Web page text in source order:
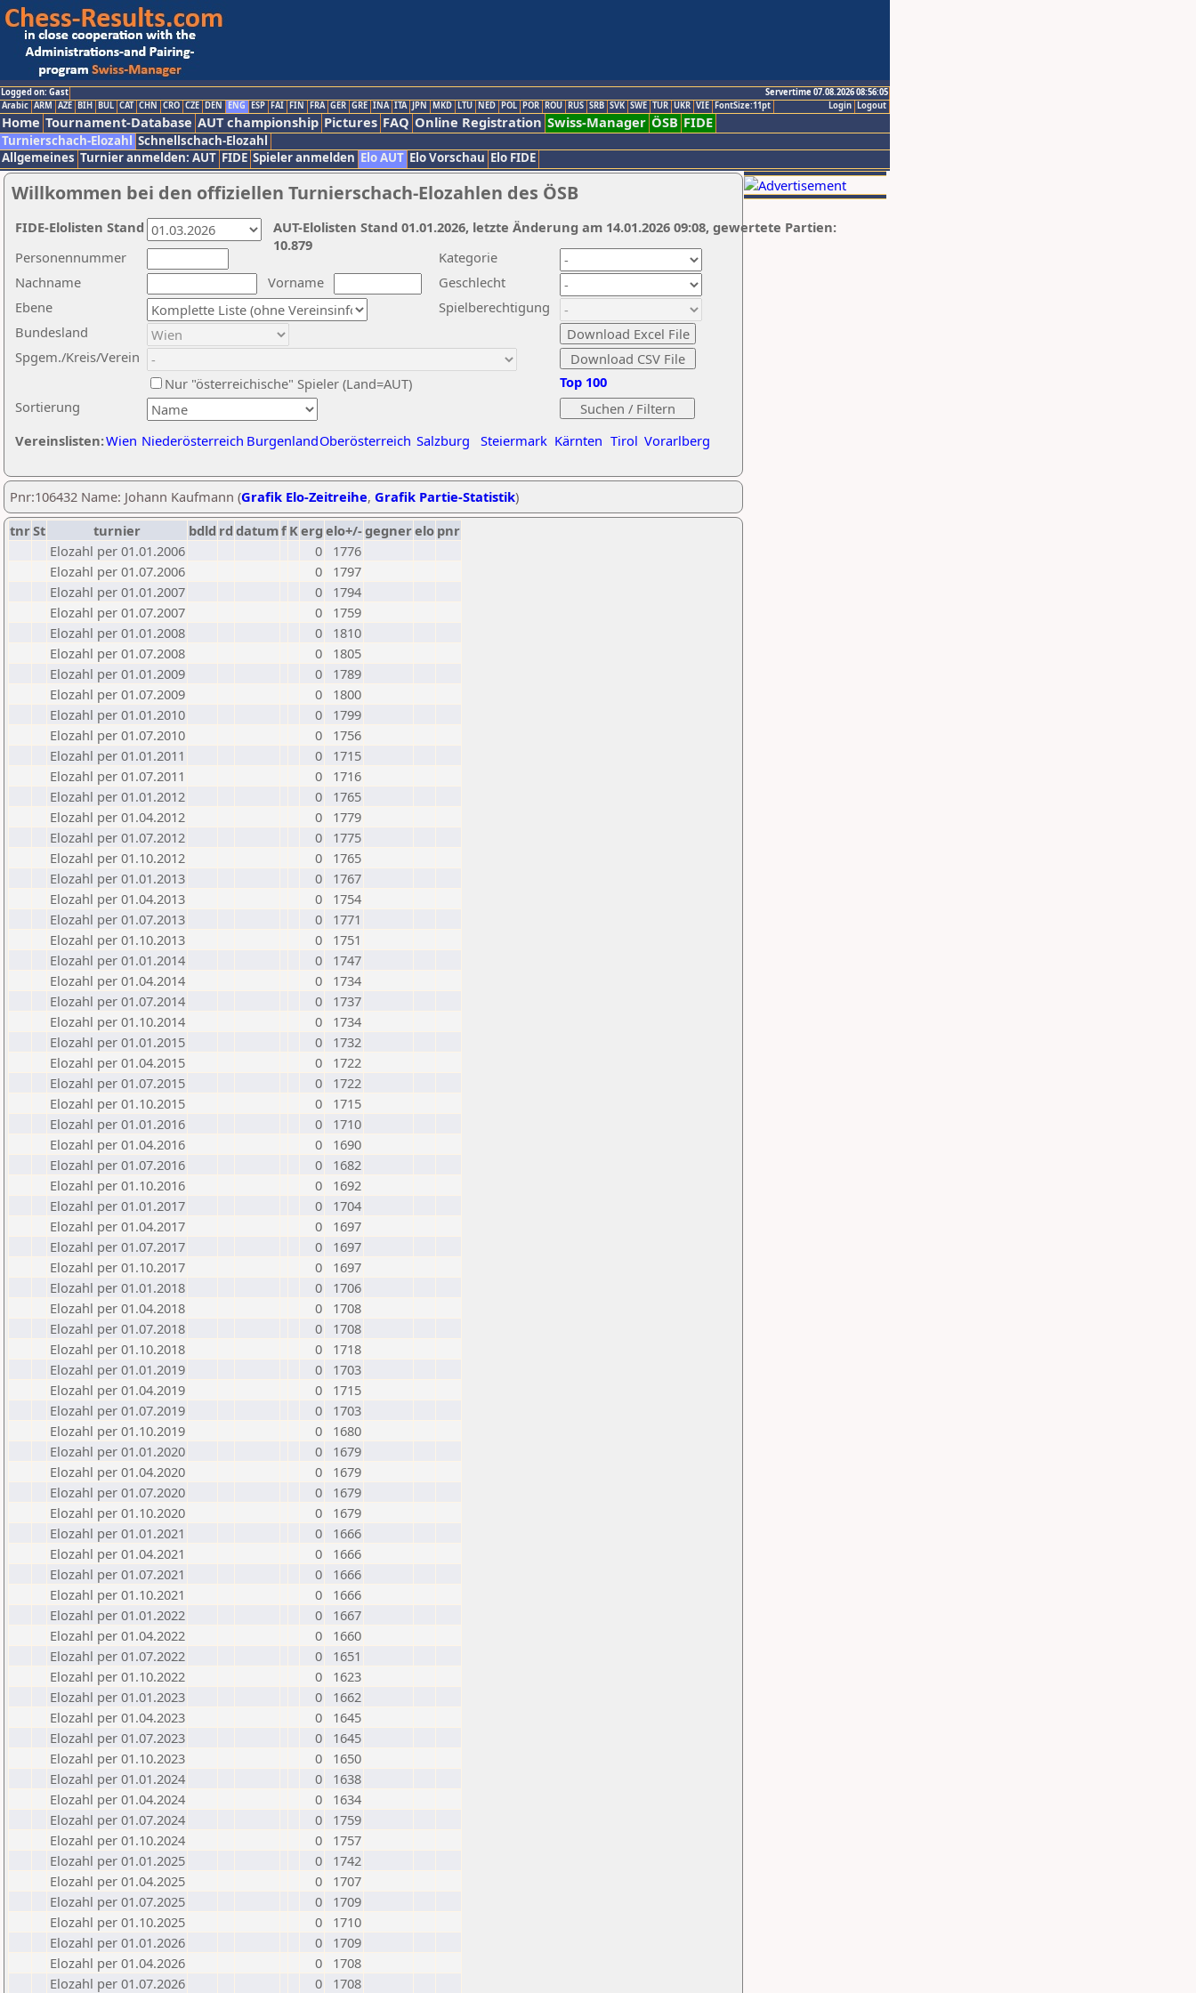
Logged on: Gast
Servertime 07.08.2026 08:56:05
Logout
Login
Arabic ARM AZE BIH BUL CAT CHN CRO CZE DEN ENG ESP FAI FIN FRA GER GRE INA ITA JPN MKD LTU NED POL POR ROU RUS SRB SVK SWE TUR UKR VIE FontSize:11pt
Home Tournament-Database AUT championship Pictures FAQ Online Registration Swiss-Manager ÖSB FIDE
Turnierschach-Elozahl Schnellschach-Elozahl
Allgemeines Turnier anmelden: AUT FIDE Spieler anmelden Elo AUT Elo Vorschau Elo FIDE
Willkommen bei den offiziellen Turnierschach-Elozahlen des ÖSB
Nachname
Vorname
Ebene
Kategorie
Sortierung
Personennummer
Bundesland
Spgem./Kreis/Verein
Geschlecht
Nur "österreichische" Spieler (Land=AUT)
Spielberechtigung
Vereinslisten:Wien Niederösterreich BurgenlandOberösterreich Salzburg Steiermark Kärnten Tirol Vorarlberg
Top 100
AUT-Elolisten Stand 01.01.2026, letzte Änderung am 14.01.2026 09:08, gewertete Partien:
10.879
FIDE-Elolisten Stand
Pnr:106432 Name: Johann Kaufmann (Grafik Elo-Zeitreihe, Grafik Partie-Statistik)
tnrSt turnier bdld rd datumf Kerg elo+/-gegnerelo pnr
Elozahl per 01.01.2006
0
1776
Elozahl per 01.07.2006
0
1797
Elozahl per 01.01.2007
0
1794
Elozahl per 01.07.2007
0
1759
Elozahl per 01.01.2008
0
1810
Elozahl per 01.07.2008
0
1805
Elozahl per 01.01.2009
0
1789
Elozahl per 01.07.2009
0
1800
Elozahl per 01.01.2010
0
1799
Elozahl per 01.07.2010
0
1756
Elozahl per 01.01.2011
0
1715
Elozahl per 01.07.2011
0
1716
Elozahl per 01.01.2012
0
1765
Elozahl per 01.04.2012
0
1779
Elozahl per 01.07.2012
0
1775
Elozahl per 01.10.2012
0
1765
Elozahl per 01.01.2013
0
1767
Elozahl per 01.04.2013
0
1754
Elozahl per 01.07.2013
0
1771
Elozahl per 01.10.2013
0
1751
Elozahl per 01.01.2014
0
1747
Elozahl per 01.04.2014
0
1734
Elozahl per 01.07.2014
0
1737
Elozahl per 01.10.2014
0
1734
Elozahl per 01.01.2015
0
1732
Elozahl per 01.04.2015
0
1722
Elozahl per 01.07.2015
0
1722
Elozahl per 01.10.2015
0
1715
Elozahl per 01.01.2016
0
1710
Elozahl per 01.04.2016
0
1690
Elozahl per 01.07.2016
0
1682
Elozahl per 01.10.2016
0
1692
Elozahl per 01.01.2017
0
1704
Elozahl per 01.04.2017
0
1697
Elozahl per 01.07.2017
0
1697
Elozahl per 01.10.2017
0
1697
Elozahl per 01.01.2018
0
1706
Elozahl per 01.04.2018
0
1708
Elozahl per 01.07.2018
0
1708
Elozahl per 01.10.2018
0
1718
Elozahl per 01.01.2019
0
1703
Elozahl per 01.04.2019
0
1715
Elozahl per 01.07.2019
0
1703
Elozahl per 01.10.2019
0
1680
Elozahl per 01.01.2020
0
1679
Elozahl per 01.04.2020
0
1679
Elozahl per 01.07.2020
0
1679
Elozahl per 01.10.2020
0
1679
Elozahl per 01.01.2021
0
1666
Elozahl per 01.04.2021
0
1666
Elozahl per 01.07.2021
0
1666
Elozahl per 01.10.2021
0
1666
Elozahl per 01.01.2022
0
1667
Elozahl per 01.04.2022
0
1660
Elozahl per 01.07.2022
0
1651
Elozahl per 01.10.2022
0
1623
Elozahl per 01.01.2023
0
1662
Elozahl per 01.04.2023
0
1645
Elozahl per 01.07.2023
0
1645
Elozahl per 01.10.2023
0
1650
Elozahl per 01.01.2024
0
1638
Elozahl per 01.04.2024
0
1634
Elozahl per 01.07.2024
0
1759
Elozahl per 01.10.2024
0
1757
Elozahl per 01.01.2025
0
1742
Elozahl per 01.04.2025
0
1707
Elozahl per 01.07.2025
0
1709
Elozahl per 01.10.2025
0
1710
Elozahl per 01.01.2026
0
1709
Elozahl per 01.04.2026
0
1708
Elozahl per 01.07.2026
0 1708